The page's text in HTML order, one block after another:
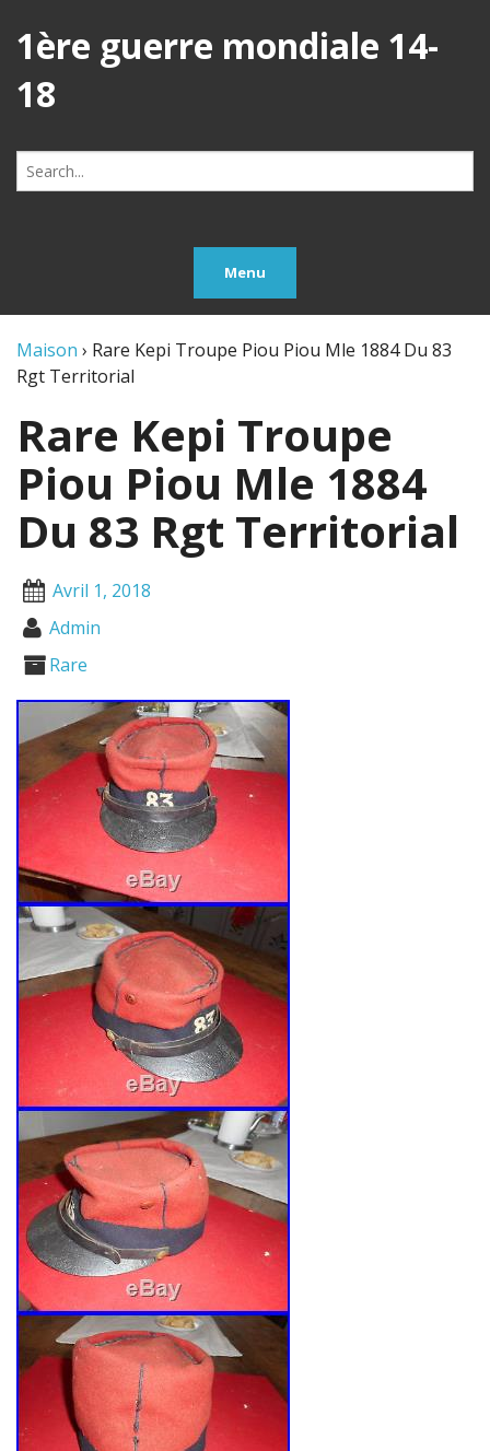
1ère guerre mondiale 14-
18
Search
for:
Menu
Maison › Rare Kepi Troupe Piou Piou Mle 1884 Du 83
Rgt Territorial
Rare Kepi Troupe
Piou Piou Mle 1884
Du 83 Rgt Territorial
Avril 1, 2018
Admin
Rare